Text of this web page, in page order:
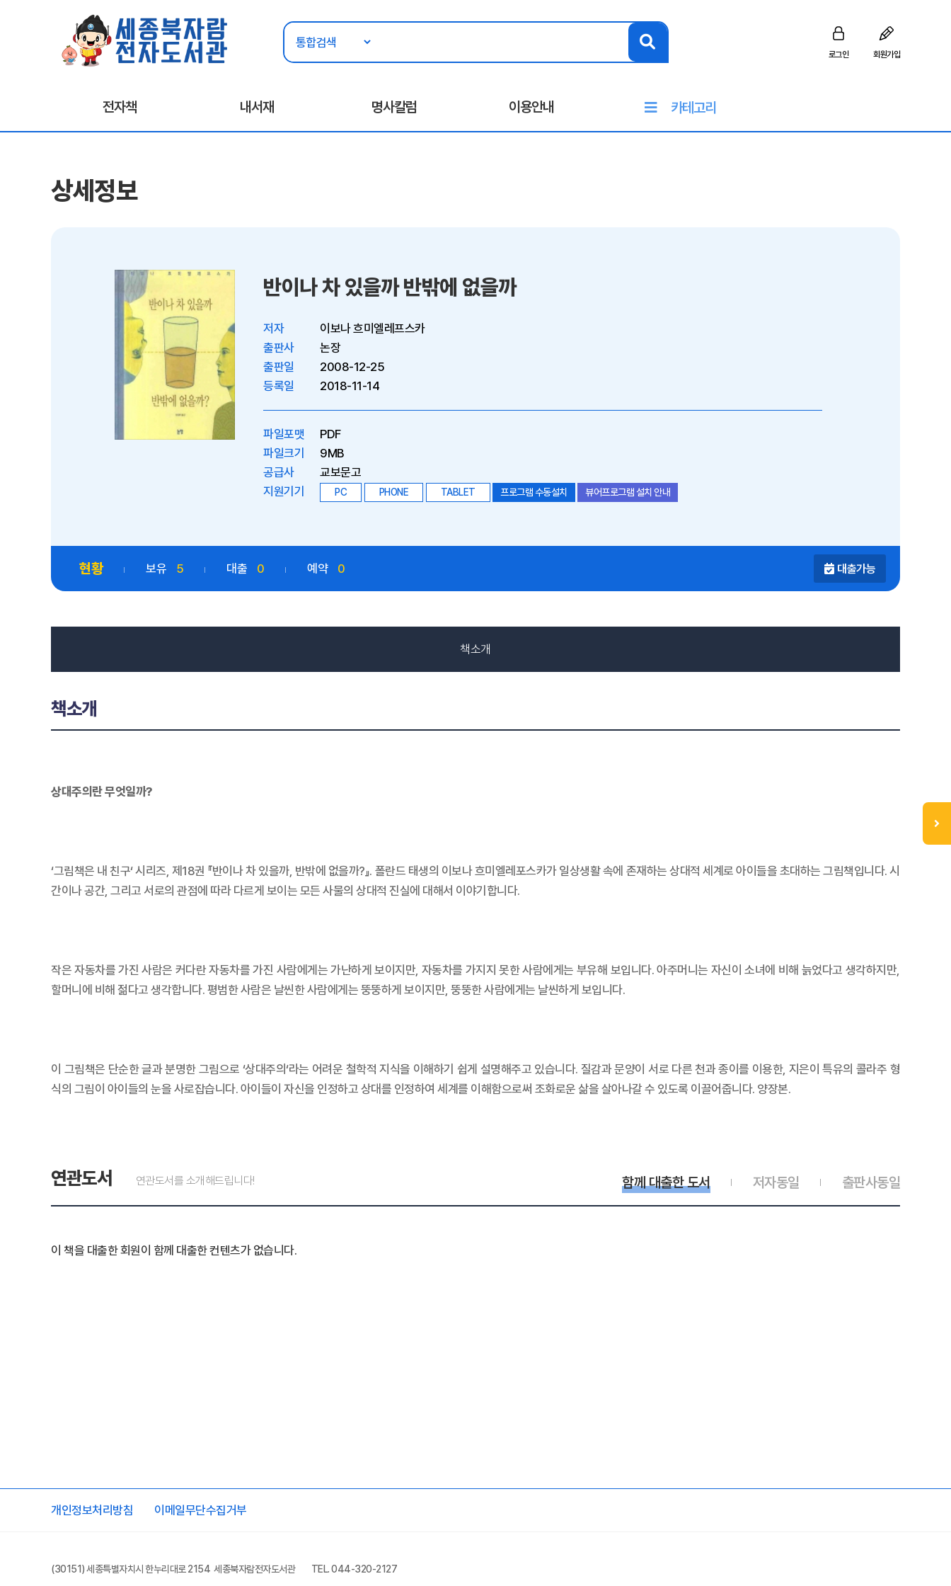
로그인 회원가입
전자책 내서재 명사칼럼 이용안내 카테고리
상세정보
반이나 차 있을까 반밖에 없을까
저자
이보나 흐미엘레프스카
출판사
논장
출판일
2008-12-25
등록일
2018-11-14
파일포맷
PDF
파일크기
9MB
공급사
교보문고
지원기기
PC PHONE TABLET 프로그램 수동설치 뷰어프로그램 설치 안내
현황 보유 5 대출 0 예약 0 대출가능
책소개
책소개
상대주의란 무엇일까?
‘그림책은 내 친구‘ 시리즈, 제18권 『반이나 차 있을까, 반밖에 없을까?』. 폴란드 태생의 이보나 흐미엘레포스카가 일상생활 속에 존재하는 상대적 세계로 아이들을 초대하는 그림책입니다. 시
간이나 공간, 그리고 서로의 관점에 따라 다르게 보이는 모든 사물의 상대적 진실에 대해서 이야기합니다.
작은 자동차를 가진 사람은 커다란 자동차를 가진 사람에게는 가난하게 보이지만, 자동차를 가지지 못한 사람에게는 부유해 보입니다. 아주머니는 자신이 소녀에 비해 늙었다고 생각하지만,
할머니에 비해 젊다고 생각합니다. 평범한 사람은 날씬한 사람에게는 뚱뚱하게 보이지만, 뚱뚱한 사람에게는 날씬하게 보입니다.
이 그림책은 단순한 글과 분명한 그림으로 ‘상대주의‘라는 어려운 철학적 지식을 이해하기 쉽게 설명해주고 있습니다. 질감과 문양이 서로 다른 천과 종이를 이용한, 지은이 특유의 콜라주 형
식의 그림이 아이들의 눈을 사로잡습니다. 아이들이 자신을 인정하고 상대를 인정하여 세계를 이해함으로써 조화로운 삶을 살아나갈 수 있도록 이끌어줍니다. 양장본.
연관도서 연관도서를 소개해드립니다! 출판사동일
저자동일
함께 대출한 도서
이 책을 대출한 회원이 함께 대출한 컨텐츠가 없습니다.
개인정보처리방침 이메일무단수집거부
(30151) 세종특별자치시 한누리대로 2154 세종북자람전자도서관 TEL. 044-320-2127